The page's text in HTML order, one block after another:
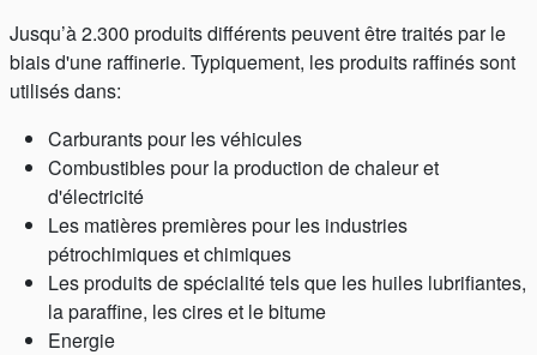
Jusqu’à 2.300 produits différents peuvent être traités par le
biais d'une raffinerie. Typiquement, les produits raffinés sont
utilisés dans:
Carburants pour les véhicules
Combustibles pour la production de chaleur et
d'électricité
Les matières premières pour les industries
pétrochimiques et chimiques
Les produits de spécialité tels que les huiles lubrifiantes,
la paraffine, les cires et le bitume
Energie